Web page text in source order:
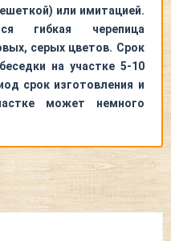
или имитацией.
гибкая черепица
серых цветов. Срок
на участке 5-10
срок изготовления и
может немного